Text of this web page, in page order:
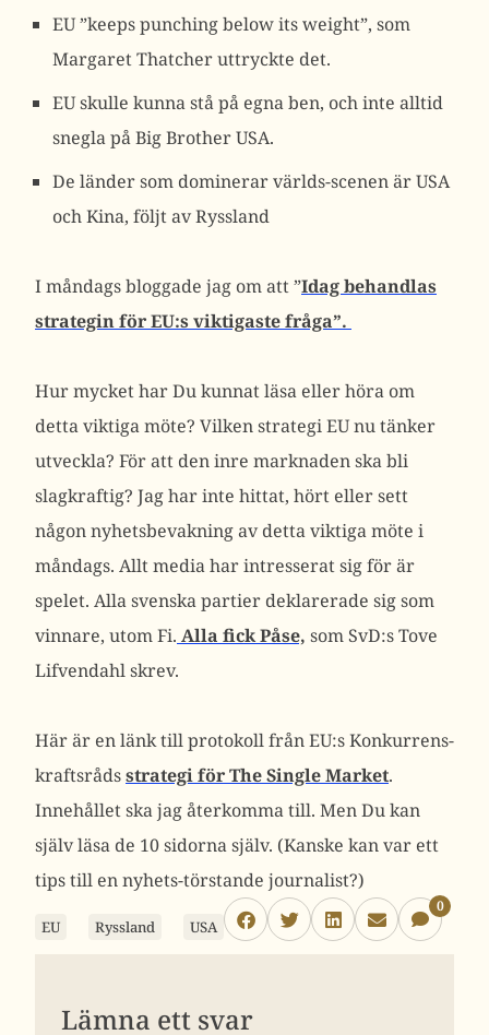
EU ”keeps punching below its weight”, som
Margaret Thatcher uttryckte det.
EU skulle kunna stå på egna ben, och inte alltid
snegla på Big Brother USA.
De länder som dominerar världs-scenen är USA
och Kina, följt av Ryssland
I måndags bloggade jag om att ”Idag behandlas
strategin för EU:s viktigaste fråga”.
Hur mycket har Du kunnat läsa eller höra om
detta viktiga möte? Vilken strategi EU nu tänker
utveckla? För att den inre marknaden ska bli
slagkraftig? Jag har inte hittat, hört eller sett
någon nyhetsbevakning av detta viktiga möte i
måndags. Allt media har intresserat sig för är
spelet. Alla svenska partier deklarerade sig som
vinnare, utom Fi. Alla fick Påse, som SvD:s Tove
Lifvendahl skrev.
Här är en länk till protokoll från EU:s Konkurrens-
kraftsrådsstrategi för The Single Market.
Innehållet ska jag återkomma till. Men Du kan
själv läsa de 10 sidorna själv. (Kanske kan var ett
tips till en nyhets-törstande journalist?)
EU Ryssland USA
0
Lämna ett svar